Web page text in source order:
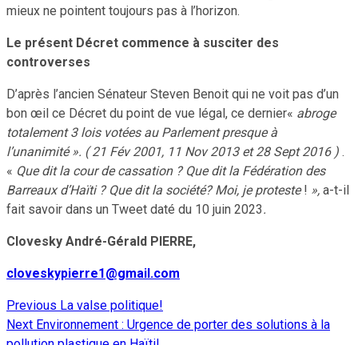
mieux ne pointent toujours pas à l’horizon.
Le présent Décret commence à susciter des
controverses
D’après l’ancien Sénateur Steven Benoit qui ne voit pas d’un
bon œil ce Décret du point de vue légal, ce dernier« abroge
totalement 3 lois votées au Parlement presque à
l’unanimité ». ( 21 Fév 2001, 11 Nov 2013 et 28 Sept 2016 ) .
« Que dit la cour de cassation ? Que dit la Fédération des
Barreaux d’Haïti ? Que dit la société? Moi, je proteste! », a-t-il
fait savoir dans un Tweet daté du 10 juin 2023.
Clovesky André-Gérald PIERRE,
cloveskypierre1@gmail.com
Continue
Reading
Previous La valse politique!
Next Environnement : Urgence de porter des solutions à la